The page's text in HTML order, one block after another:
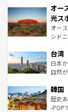
部の
文化
しみ
るだ
情報は
ワイ
島だ
おす
文化
人々
ク、
って
はコ
オー
光ス
オー
シド
リア
ク）
ど、
いる
ビン
い。
台湾
日本
自然
ン）
と山
驚き
韓国
歴史
-POP